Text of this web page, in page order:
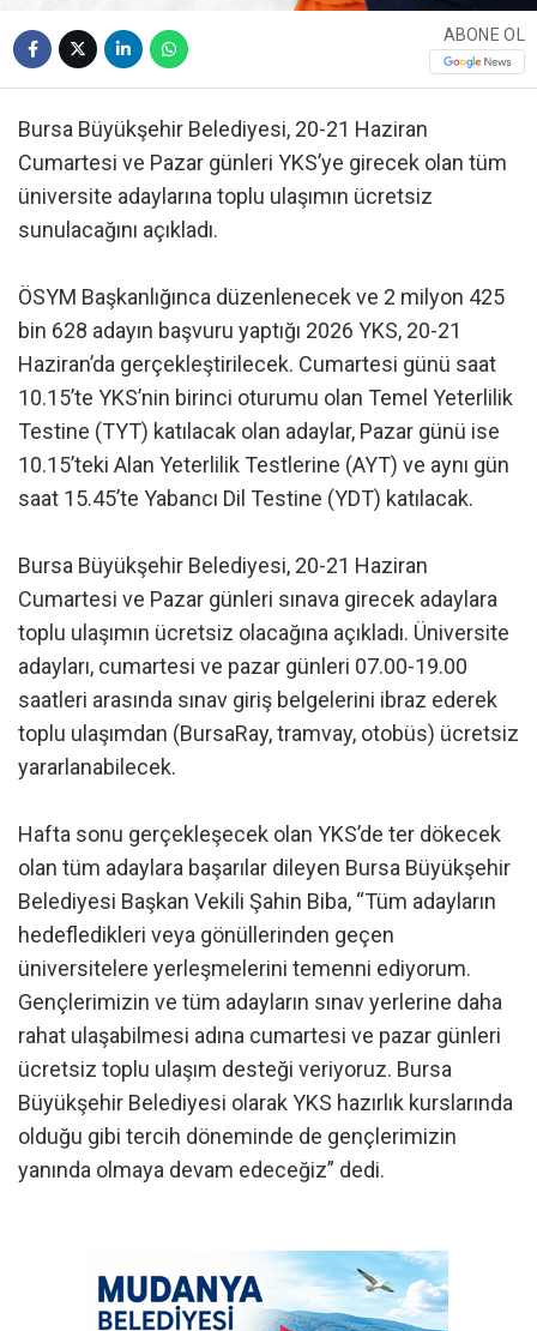
ABONE OL
Bursa Büyükşehir Belediyesi, 20-21 Haziran
Cumartesi ve Pazar günleri YKS’ye girecek olan tüm
üniversite adaylarına toplu ulaşımın ücretsiz
sunulacağını açıkladı.
ÖSYM Başkanlığınca düzenlenecek ve 2 milyon 425
bin 628 adayın başvuru yaptığı 2026 YKS, 20-21
Haziran’da gerçekleştirilecek. Cumartesi günü saat
10.15’te YKS’nin birinci oturumu olan Temel Yeterlilik
Testine (TYT) katılacak olan adaylar, Pazar günü ise
10.15’teki Alan Yeterlilik Testlerine (AYT) ve aynı gün
saat 15.45’te Yabancı Dil Testine (YDT) katılacak.
Bursa Büyükşehir Belediyesi, 20-21 Haziran
Cumartesi ve Pazar günleri sınava girecek adaylara
toplu ulaşımın ücretsiz olacağına açıkladı. Üniversite
adayları, cumartesi ve pazar günleri 07.00-19.00
saatleri arasında sınav giriş belgelerini ibraz ederek
toplu ulaşımdan (BursaRay, tramvay, otobüs) ücretsiz
yararlanabilecek.
Hafta sonu gerçekleşecek olan YKS’de ter dökecek
olan tüm adaylara başarılar dileyen Bursa Büyükşehir
Belediyesi Başkan Vekili Şahin Biba, “Tüm adayların
hedefledikleri veya gönüllerinden geçen
üniversitelere yerleşmelerini temenni ediyorum.
Gençlerimizin ve tüm adayların sınav yerlerine daha
rahat ulaşabilmesi adına cumartesi ve pazar günleri
ücretsiz toplu ulaşım desteği veriyoruz. Bursa
Büyükşehir Belediyesi olarak YKS hazırlık kurslarında
olduğu gibi tercih döneminde de gençlerimizin
yanında olmaya devam edeceğiz” dedi.